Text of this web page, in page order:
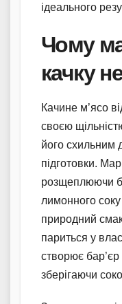
ідеального
Чому
качку
Качине м’ясо
своєю
його схильним
підготовки.
розщеплюючи
лимонного
природний
париться у
створює
зберігаючи